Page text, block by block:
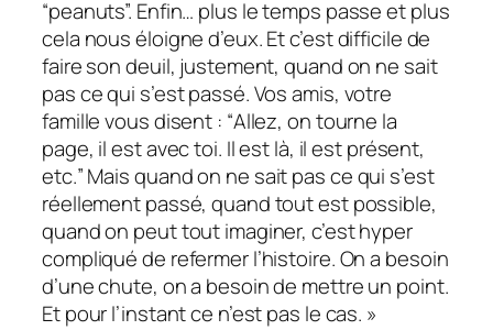
“peanuts”. Enfin… plus le temps passe et plus
cela nous éloigne d’eux. Et c’est difficile de
faire son deuil, justement, quand on ne sait
pas ce qui s’est passé. Vos amis, votre
famille vous disent : “Allez, on tourne la
page, il est avec toi. Il est là, il est présent,
etc.” Mais quand on ne sait pas ce qui s’est
réellement passé, quand tout est possible,
quand on peut tout imaginer, c’est hyper
compliqué de refermer l’histoire. On a besoin
d’une chute, on a besoin de mettre un point.
Et pour l’instant ce n’est pas le cas. »